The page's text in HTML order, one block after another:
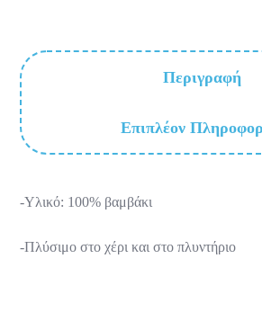
Περιγραφή
Επιπλέον
-Υλικό: 100% βαμβάκι
-Πλύσιμο στο χέρι και στο πλυντήριο